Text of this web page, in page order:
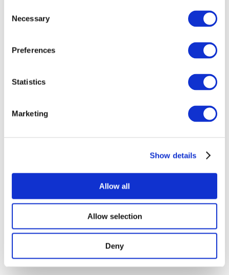
Selection
Necessary
Preferences
Statistics
Marketing
Show details
Allow all
Allow selection
Deny
Összes
Concertos